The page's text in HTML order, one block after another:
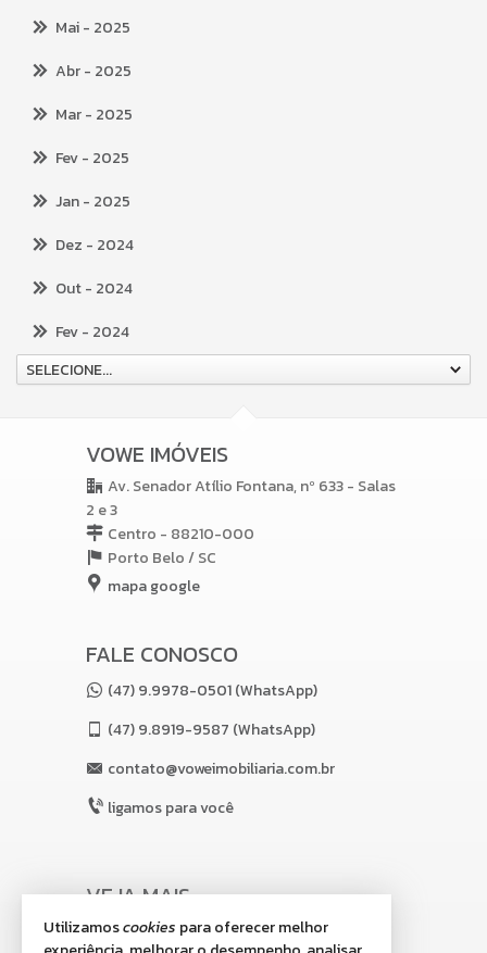
Mai- 2025
Abr- 2025
Mar- 2025
Fev- 2025
Jan- 2025
Dez - 2024
Out- 2024
Fev- 2024
SELECIONE...
VOWE IMÓVEIS
Av. Senador Atílio Fontana, nº 633 - Salas
2 e 3
Centro - 88210-000
Porto Belo /SC
mapa google
FALE CONOSCO
(47) 9.9978-0501 (WhatsApp)
(47)9.8919-9587 (WhatsApp)
contato@voweimobiliaria.com.br
ligamos para você
VEJA MAIS
receba nosso newsletter
Utilizamoscookies para oferecer melhor